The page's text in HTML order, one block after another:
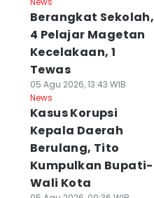
Berangkat Sekolah,
4 Pelajar Magetan
Kecelakaan, 1
Tewas
05 Agu 2026, 13:43 WIB
News
Kasus Korupsi
Kepala Daerah
Berulang, Tito
Kumpulkan Bupati-
Wali Kota